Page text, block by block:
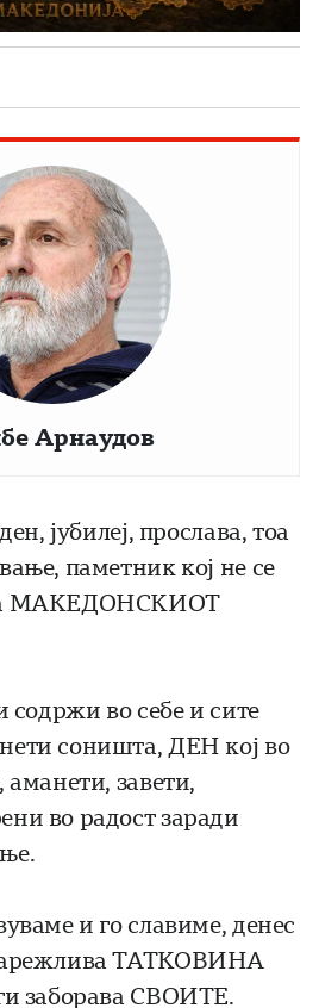
Арнаудов
јубилеј, прослава, тоа
паметник кој не се
МАКЕДОНСКИОТ
содржи во себе и сите
соништа, ДЕН кој во
аманети, завети,
во радост заради
и го славиме, денес
ТАТКОВИНА
заборава СВОИТЕ.